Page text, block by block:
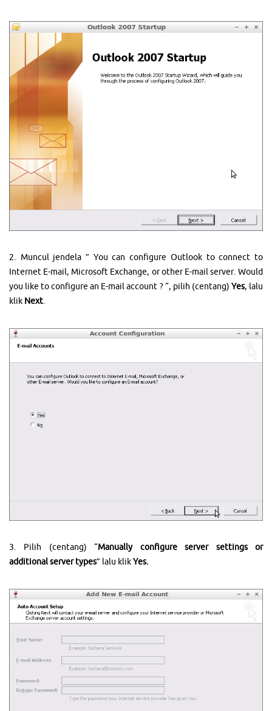
2. Muncul jendela ” You can configure Outlook to connect to
Internet E-mail, Microsoft Exchange, or other E-mail server. Would
you like to configure an E-mail account ? “, pilih (centang) Yes, lalu
klik Next
3. Pilih (centang) “Manually configure server settings or
additional server types” lalu klik Yes.